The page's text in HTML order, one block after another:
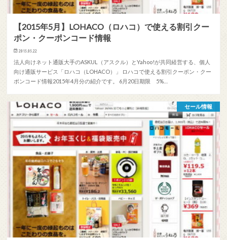
【2015年5月】LOHACO（ロハコ）で使える割引クー
ポン・クーポンコード情報
2015.05.22
法人向けネット通販大手のASKUL（アスクル）とYahoo!が共同経営する、個人
向け通販サービス「ロハコ（LOHACO）」 ロハコで使える割引クーポン・クー
ポンコード情報2015年4月分の紹介です。 6月20日期限 5%…
セール情報